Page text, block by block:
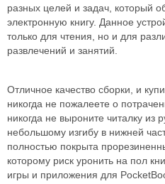
разных целей и задач, который
электронную книгу. Данное
только для чтения, но и для
развлечений и занятий.
Отличное качество сборки, и
никогда не пожалеете о
никогда не выроните читалку из
небольшому изгибу в нижней
полностью покрыта
которому риск уронить на пол
игры и приложения для